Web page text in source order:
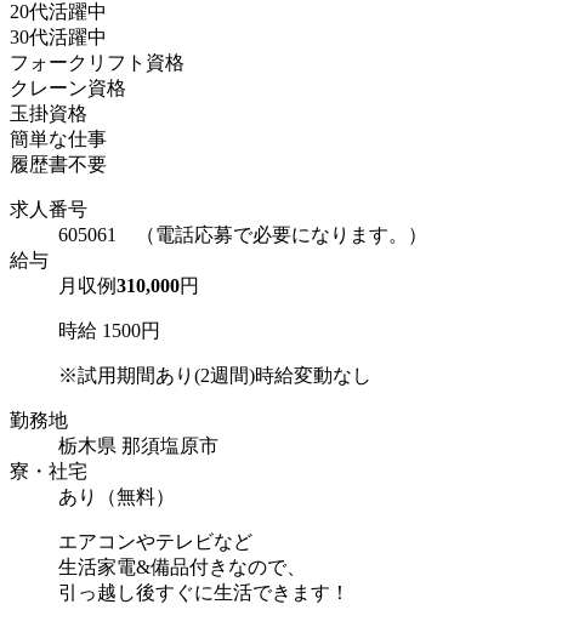
20代活躍中
30代活躍中
フォークリフト資格
クレーン資格
玉掛資格
簡単な仕事
履歴書不要
求人番号
605061 （電話応募で必要になります。）
給与
月収例310,000円
時給 1500円
※試用期間あり(2週間)時給変動なし
勤務地
栃木県 那須塩原市
寮・社宅
あり（無料）
エアコンやテレビなど
生活家電&備品付きなので、
引っ越し後すぐに生活できます！